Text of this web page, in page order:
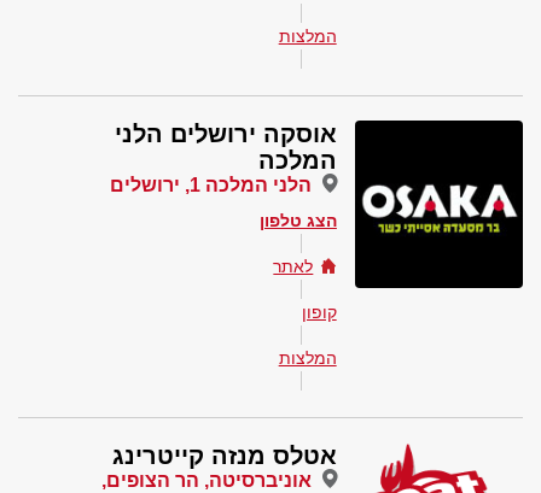
המלצות
אוסקה ירושלים הלני
המלכה
הלני המלכה 1, ירושלים
הצג טלפון
לאתר
קופון
המלצות
אטלס מנזה קייטרינג
אוניברסיטה, הר הצופים,